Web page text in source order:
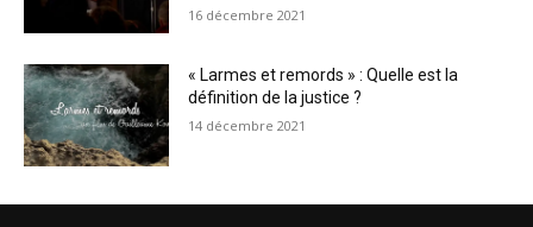
16 décembre 2021
« Larmes et remords » : Quelle est la
définition de la justice ?
14 décembre 2021